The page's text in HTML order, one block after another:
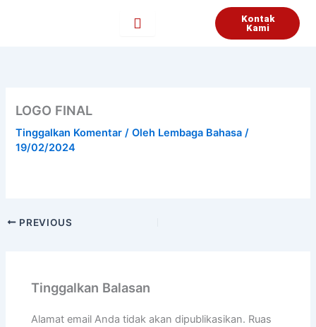
Kontak
Kami
LOGO FINAL
Tinggalkan Komentar / Oleh Lembaga Bahasa/
19/02/2024
PREVIOUS
Tinggalkan Balasan
Alamat email Anda tidak akan dipublikasikan. Ruas